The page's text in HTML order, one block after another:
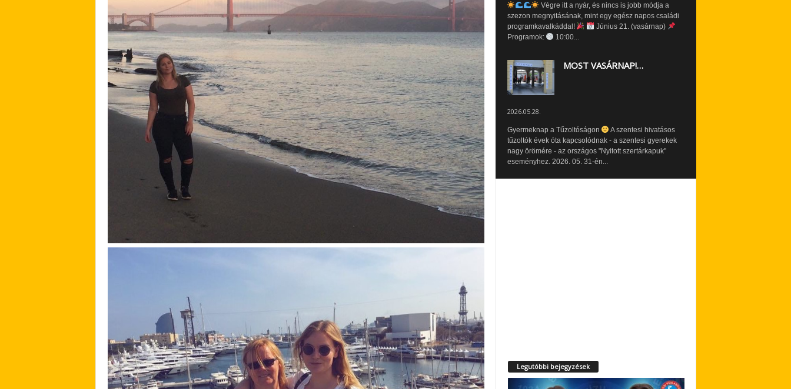
Végre itt a nyár, és nincs is jobb módja a
szezon megnyitásának, mint egy egész napos családi
programkavalkáddal!
Június 21. (vasárnap)
Programok:
10:00...
MOST VASÁRNAP!…
2026.05.28.
Gyermeknap a Tűzoltóságon
A szentesi hivatásos
tűzoltók évek óta kapcsolódnak - a szentesi gyerekek
nagy örömére - az országos "Nyitott szertárkapuk"
eseményhez. 2026. 05. 31-én...
Legutóbbi bejegyzések